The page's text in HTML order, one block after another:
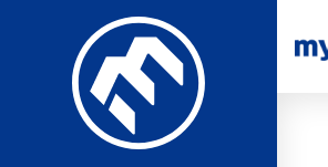
Les compétitions Calendrier de compétitions